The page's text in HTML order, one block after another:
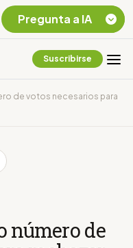
Suscribirse
de votos necesarios para
número de
Pregunta a IA
Chevron Ecuador